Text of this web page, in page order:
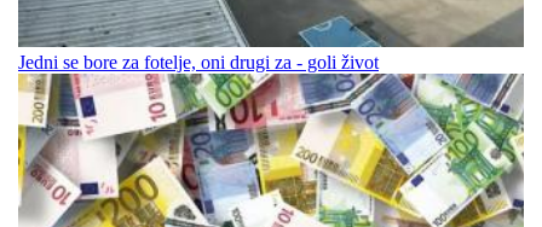
Jedni se bore za fotelje, oni drugi za - goli život